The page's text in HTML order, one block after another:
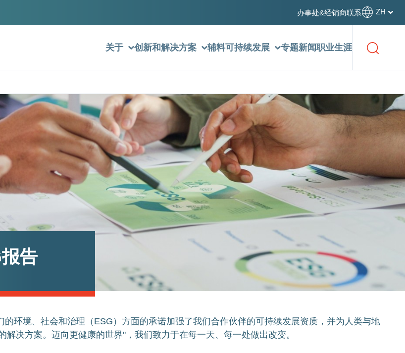
办事处&经销商联系 ZH
关于 创新和解决方案 辅料可持续发展 专题新闻职业生涯
告
环境、社会和治理（ESG）方面的承诺加强了我们合作伙伴的可持续发展资质，并为人类与地
决方案。迈向更健康的世界"，我们致力于在每一天、每一处做出改变。